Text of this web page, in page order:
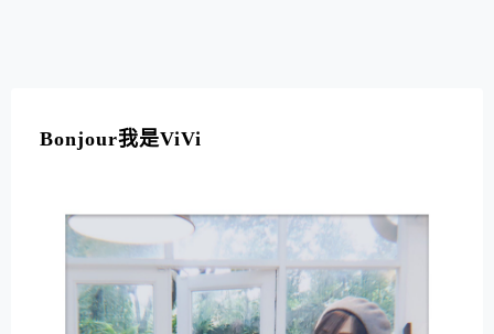
Bonjour我是ViVi